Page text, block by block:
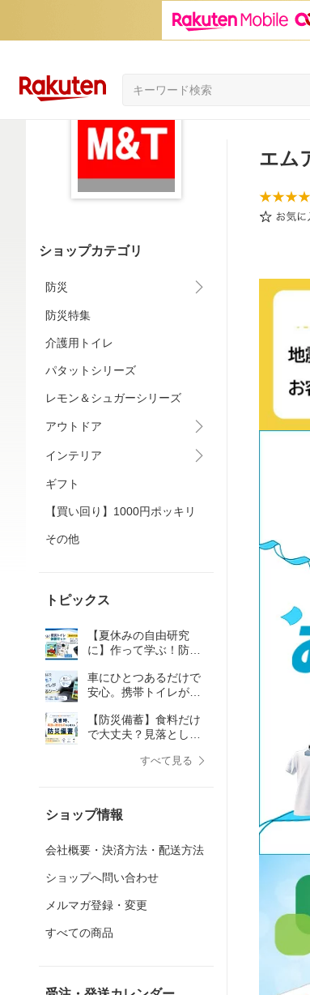
ショップカテゴリ
防災
防災特集
介護用トイレ
パタットシリーズ
レモン＆シュガーシリーズ
アウトドア
インテリア
ギフト
【買い回り】1000円ポッキリ
その他
トピックス
【夏休みの自由研究
に】作って学ぶ！防災
車にひとつあるだけで
安心。携帯トイレが活
【防災備蓄】食料だけ
で大丈夫？見落としが
すべて見る
ショップ情報
会社概要・決済方法・配送方法
ショップへ問い合わせ
メルマガ登録・変更
すべての商品
エム